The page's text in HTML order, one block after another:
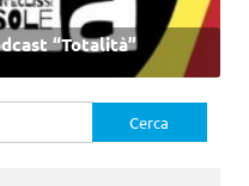
“Totalità”